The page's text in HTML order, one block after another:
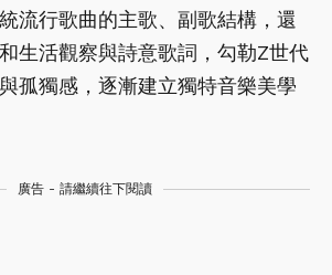
流行歌曲的主歌、副歌結構，還
生活觀察與詩意歌詞，勾勒Z世代
孤獨感，逐漸建立獨特音樂美學
廣告 - 請繼續往下閱讀